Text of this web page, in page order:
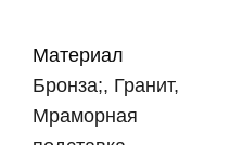
Материал
Бронза;, Гранит,
Мраморная